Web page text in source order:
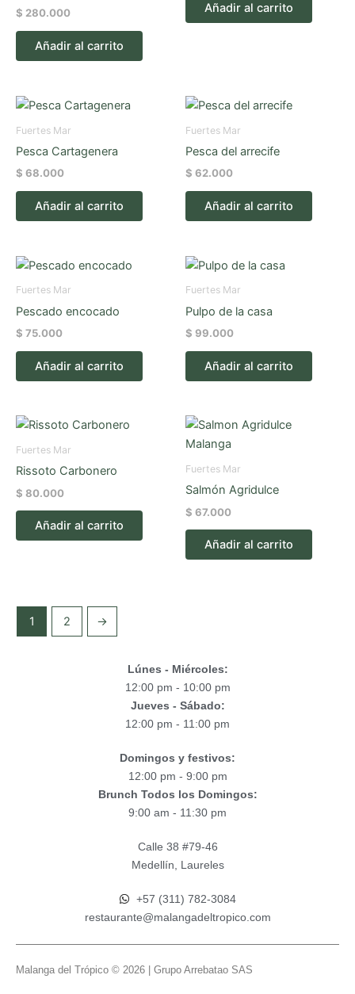
$ 280.000
Añadir al carrito
Añadir al carrito
Fuertes Mar
Pesca Cartagenera
$ 68.000
Añadir al carrito
Fuertes Mar
Pesca del arrecife
$ 62.000
Añadir al carrito
Fuertes Mar
Pescado encocado
$ 75.000
Añadir al carrito
Fuertes Mar
Pulpo de la casa
$ 99.000
Añadir al carrito
Fuertes Mar
Rissoto Carbonero
$ 80.000
Añadir al carrito
Fuertes Mar
Salmón Agridulce
$ 67.000
Añadir al carrito
1 2 →
Lúnes - Miércoles:
12:00 pm - 10:00 pm
Jueves - Sábado:
12:00 pm - 11:00 pm
Domingos y festivos:
12:00 pm - 9:00 pm
Brunch Todos los Domingos:
9:00 am - 11:30 pm
Calle 38 #79-46
Medellín, Laureles
+57 (311) 782-3084
restaurante@malangadeltropico.com
Malanga del Trópico © 2026 | Grupo Arrebatao SAS